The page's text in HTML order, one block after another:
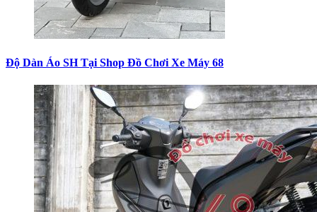
Độ Dàn Áo SH Tại Shop Đồ Chơi Xe Máy 68